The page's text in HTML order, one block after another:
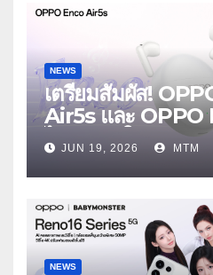
NEWS
เตรียมสัมผัส!
Air5s และ OPPO
ไร้สายรุ่นใหม่ล่าสุด
ตัดเสียงรบกวน เบา
ใส่
JUN 19, 2026 MTM
NEWS